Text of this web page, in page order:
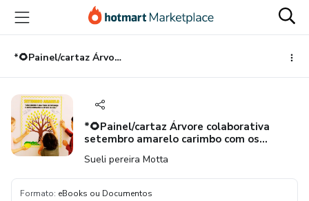
para
conteúdo
principal
para
pagamento
para
rodapé
*🌻Painel/cartaz Árvore colaborativa setembro amarelo carimbo com os dedinhos
*🌻Painel/cartaz Árvore colaborativa
setembro amarelo carimbo com os
Sueli pereira Motta
Formato: eBooks ou Documentos